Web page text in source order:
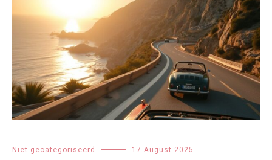
Niet gecategoriseerd 17 August 2025